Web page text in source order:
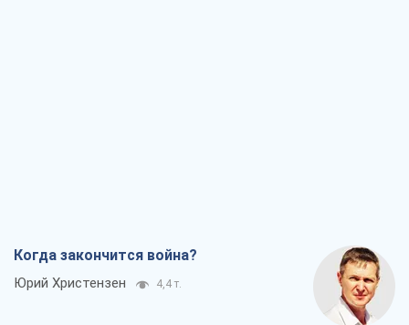
Когда закончится война?
Юрий Христензен 4,4 т.